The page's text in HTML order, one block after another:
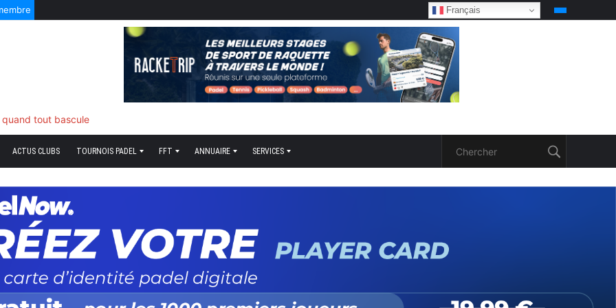
Français
tout bascule
ACTUS CLUBS TOURNOIS PADEL FFT ANNUAIRE SERVICES